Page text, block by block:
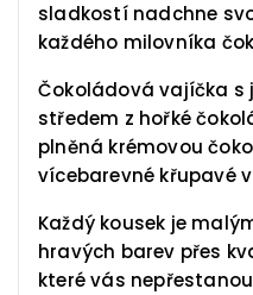
sladkostí nadchne
každého milovníka
Čokoládová vajíčka s
středem z hořké
plněná krémovou
vícebarevné křupavé
Každý kousek je
hravých barev přes
které vás